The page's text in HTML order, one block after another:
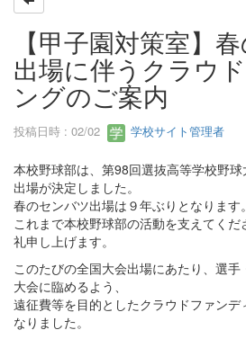
【甲子園対策室】
出場に伴うクラウ
ングのご案内
投稿日時 : 02/02 学校サイト管理者
本校野球部は、第98回選抜高等学校野
出場が決定しました。
春のセンバツ出場は９年ぶりとなります。
これまで本校野球部の活動を支えてく
礼申し上げます。
このたびの全国大会出場にあたり、選
大会に臨めるよう、
遠征費等を目的としたクラウドファンデ
なりました。